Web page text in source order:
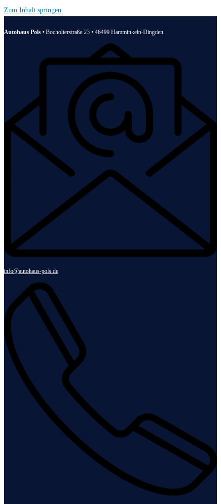
Zum Inhalt springen
Autohaus Pols • Bocholterstraße 23 • 46499 Hamminkeln-Dingden
info@autohaus-pols.de